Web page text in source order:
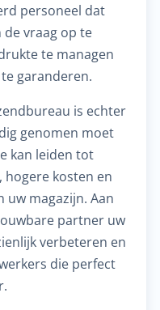
personeel dat
vraag op te
te managen
garanderen.
is echter
genomen moet
kan leiden tot
, hogere kosten en
uw magazijn. Aan
partner uw
verbeteren en
die perfect